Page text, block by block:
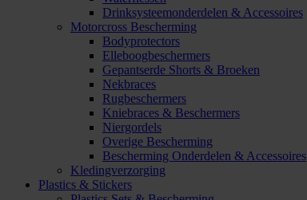
Drinksysteemonderdelen & Accessoires
Motorcross Bescherming
Bodyprotectors
Elleboogbeschermers
Gepantserde Shorts & Broeken
Nekbraces
Rugbeschermers
Kniebraces & Beschermers
Niergordels
Overige Bescherming
Bescherming Onderdelen & Accessoires
Kledingverzorging
Plastics & Stickers